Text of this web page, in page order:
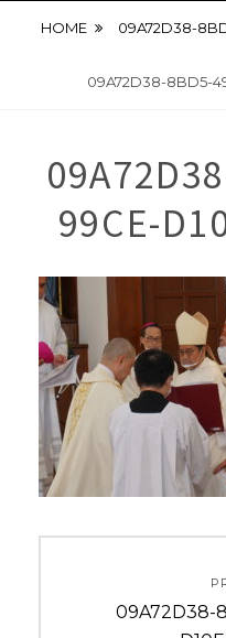
HOME 09A72D38-
09A72D38-8BD5-
99CE-
Previous
09A72D38-